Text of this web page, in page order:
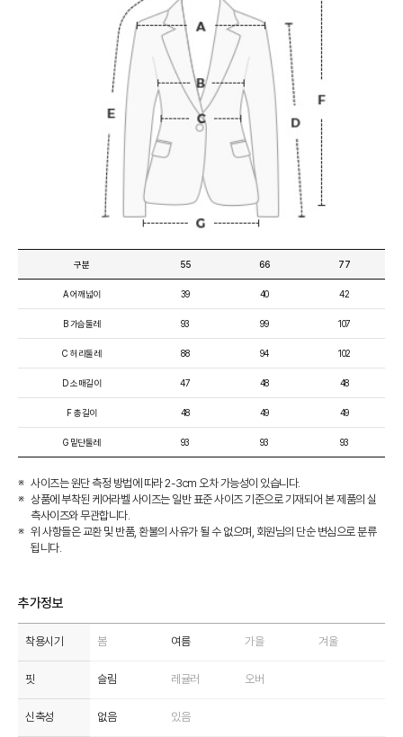
구분
A 어깨넓이
B 가슴둘레
C 허리둘레
D 소매길이
F 총길이
G 밑단둘레
55
39
93
88
47
48
93
66
40
99
94
48
49
93
77
42
107
102
48
49
93
사이즈는 원단 측정 방법에 따라 2-3cm 오차 가능성이 있습니다.
상품에 부착된 케어라벨 사이즈는 일반 표준 사이즈 기준으로 기재되어 본 제품의 실
측사이즈와 무관합니다.
위 사항들은 교환 및 반품, 환불의 사유가 될 수 없으며, 회원님의 단순 변심으로 분류
됩니다.
추가정보
착용시기 봄 여름 가을 겨울
핏 슬림 레귤러 오버
신축성 없음 있음